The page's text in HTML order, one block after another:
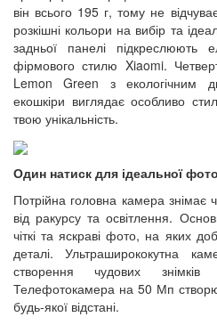
він всього 195 г, тому не
розкішні кольори на вибір та
задньої панелі підкреслюють
фірмового стилю Xiaomi.
Lemon Green з екологічним
екошкіри виглядає особливо
твою унікальність.
Один натиск для ідеальної
Потрійна головна камера знімає
від ракурсу та освітлення.
чіткі та яскраві фото, на яких
деталі. Ультраширококутна
створення чудових
Телефотокамера на 50 Мп
будь-якої відстані.